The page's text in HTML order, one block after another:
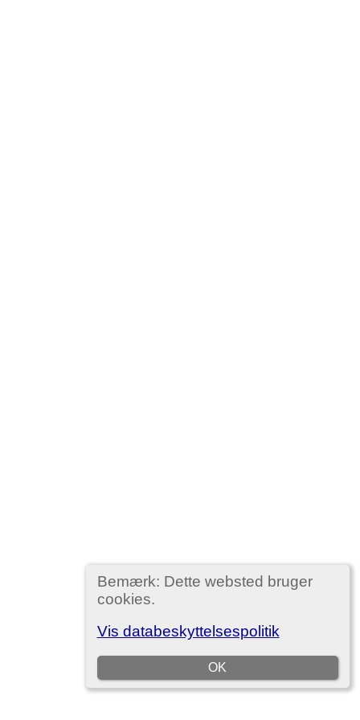
Bemærk: Dette websted bruger
cookies.
Vis databeskyttelsespolitik
OK